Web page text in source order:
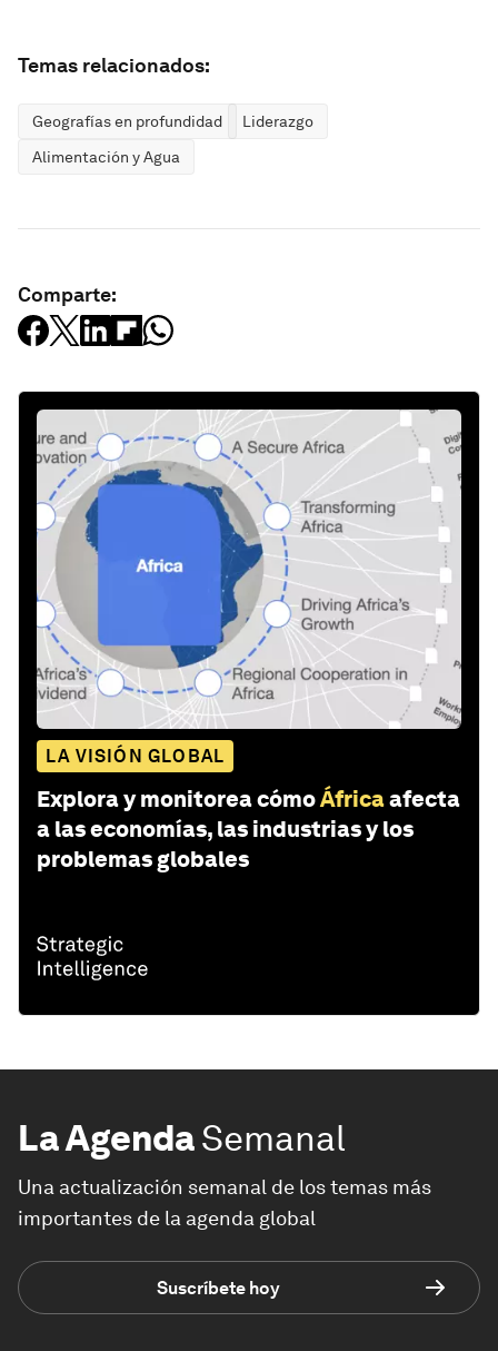
Temas relacionados:
Geografías en profundidad
Liderazgo
Alimentación y Agua
Comparte:
LA VISIÓN GLOBAL
Explora y monitorea cómoÁfricaafecta
a las economías, las industrias y los
problemas globales
La AgendaSemanal
Una actualización semanal de los temas más
importantes de la agenda global
Suscríbete hoy